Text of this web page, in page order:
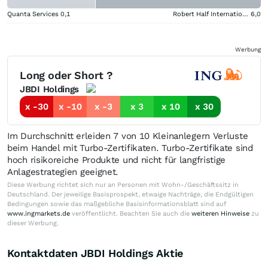
Quanta Services 0,1 Robert Half International 6,0
Werbung
Long oder Short ?
JBDI Holdings
x -30
x -10 x -3 x 3 x 10 x 30
Im Durchschnitt erleiden 7 von 10 Kleinanlegern Verluste
beim Handel mit Turbo-Zertifikaten. Turbo-Zertifikate sind
hoch risikoreiche Produkte und nicht für langfristige
Anlagestrategien geeignet.
Diese Werbung richtet sich nur an Personen mit Wohn-/Geschäftssitz in
Deutschland. Der jeweilige Basisprospekt, etwaige Nachträge, die Endgültigen
Bedingungen sowie das maßgebliche Basisinformationsblatt sind auf
www.ingmarkets.de veröffentlicht. Beachten Sie auch die weiteren Hinweise zu
dieser Werbung.
Kontaktdaten JBDI Holdings Aktie